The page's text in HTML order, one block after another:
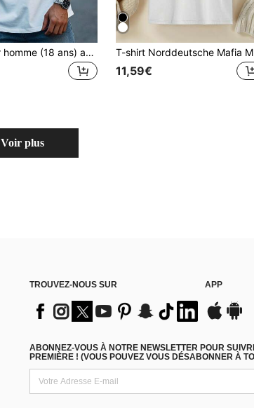
T-shirt pour homme (18 ans) avec graphismes en allemand – T-shirt << Joyeux anniversaire » avec inscription << Liste des invités » – T-shirt blanc à manches courtes et col rond, idéal pour les fêtes et les cadeaux.
11,59€
Voir plus
TROUVEZ-NOUS SUR APP
ABONNEZ-VOUS À NOTRE NEWSLETTER POUR
PREMIÈRE ! (VOUS POUVEZ VOUS DÉSABONNER À